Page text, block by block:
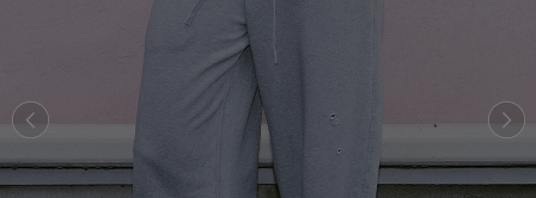
ACYM
アシーム
adidas
アディダス